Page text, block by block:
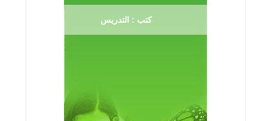
كتب : التدريس